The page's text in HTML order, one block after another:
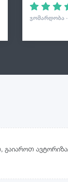
ᲯᲝᲛᲐᲠᲓᲝᲑᲐ
გაიაროთ